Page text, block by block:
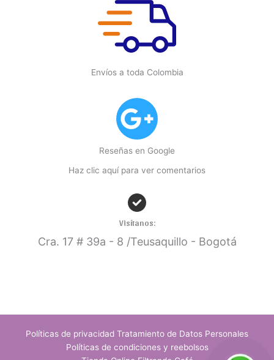
Envíos a toda Colombia
Reseñas en Google
Haz clic aquí para ver comentarios
Visítanos:
Cra. 17# 39a - 8 /Teusaquillo - Bogotá
Políticas de privacidad Tratamiento de Datos Personales
Políticas de condiciones y reebolsos